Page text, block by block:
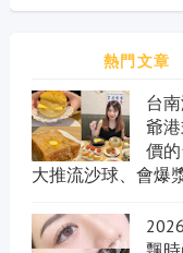
熱門文章
台
爺
價
大推流沙球、會爆